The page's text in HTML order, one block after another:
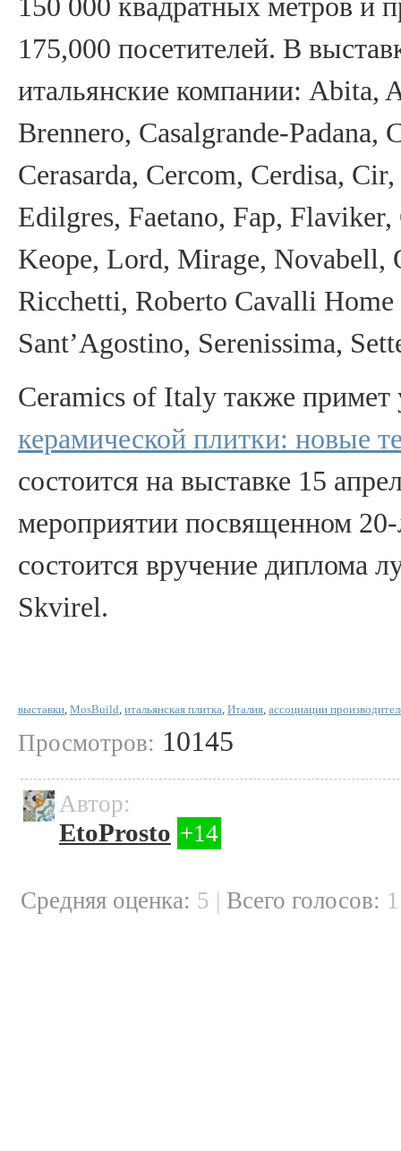
150 000 квадратных метров и
175,000 посетителей. В
итальянские компании: Abita,
Brennero, Casalgrande-Padana,
Cerasarda, Cercom, Cerdisa,
Edilgres, Faetano, Fap,
Keope, Lord, Mirage, Novabell,
Ricchetti, Roberto Cavalli
Sant’Agostino, Serenissima,
Ceramics of Italy также примет
керамической плитки: новые
состоится на выставке 15
мероприятии посвященном
состоится вручение диплома
Skvirel.
выставки, MosBuild, итальянская плитка, Италия, ассоциации
Просмотров: 10145
Автор:
EtoProsto +14
Cредняя оценка: 5 | Всего голосов: